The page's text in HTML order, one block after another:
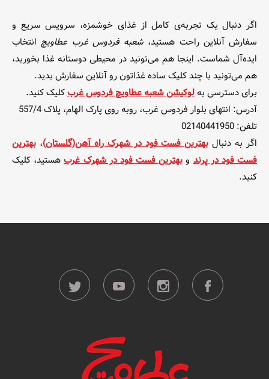
اگر دنبال یک تجربه‌ی کامل از غذای خوشمزه، سرویس سریع و
سفارش آنلاین راحت هستید، شعبه فردوس غرب عطاویچانتخاب
ایده‌آل شماست. اینجا هم می‌تونید در محیطی دوستانه غذا بخورید،
هم می‌تونید با چند کلیک ساده غذاتون رو آنلاین سفارش بدید.
برای دسترسی به لوکیشن شعبه عطاویچ فردوس غربکلیک کنید.
آدرس: انتهای بلوار فردوس غرب، روبه روی پارک الهام، پلاک 557/4
تلفن: 02140441950
اگر به دنبال بهترین فست فود در شهرک راه آهن(گلستان)، بهترین
فست فود در پرندوبهترین فست فود در شهرک غربهستید، کلیک
کنید.